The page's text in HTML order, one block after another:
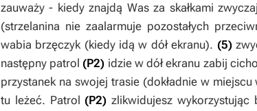
zauważy - kiedy znajdą Was za skałkami
(strzelanina nie zaalarmuje pozostałych
wabia brzęczyk (kiedy idą w dół ekranu). (5)
następny patrol (P2) idzie w dół ekranu zabij
przystanek na swojej trasie (dokładnie w
tu leżeć. Patrol (P2) zlikwidujesz wykorzystując